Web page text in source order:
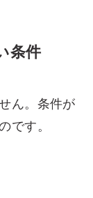
条件
ん。条件が
です。